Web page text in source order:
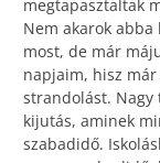
megtapasztaltak
Nem akarok
most, de már
napjaim, hisz
strandolást.
kijutás, aminek
szabadidő.